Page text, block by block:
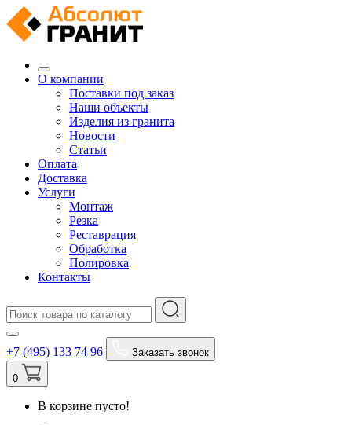
О компании
Поставки под заказ
Наши объекты
Изделия из гранита
Новости
Статьи
Оплата
Доставка
Услуги
Монтаж
Резка
Реставрация
Обработка
Полировка
Контакты
+7 (495) 133 74 96 Заказать звонок
0
В корзине пусто!